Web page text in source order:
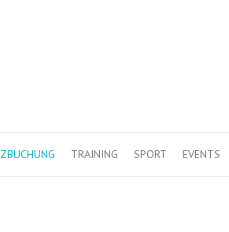
TRAINING SPORT EVENTS